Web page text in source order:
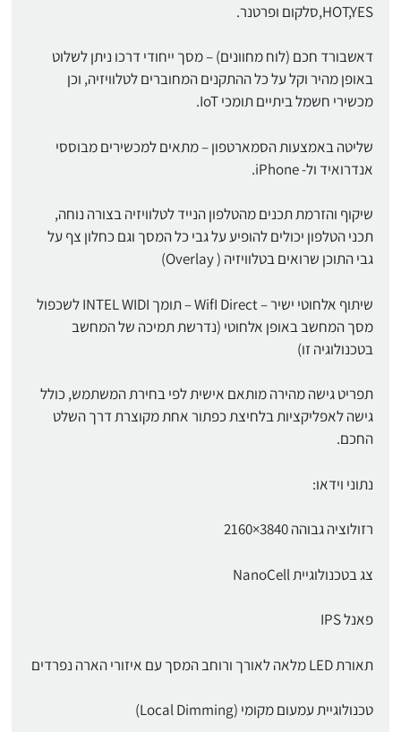
HOT,YES,סלקום ופרטנר.
דאשבורד חכם (לוח מחוונים) – מסך ייחודי דרכו ניתן לשלוט
באופן מהיר וקל על כל ההתקנים המחוברים לטלוויזיה, וכן
מכשירי חשמל ביתיים תומכי IoT.
שליטה באמצעות הסמארטפון – מתאים למכשירים מבוססי
אנדרואיד ול- iPhone.
שיקוף והזרמת תכנים מהטלפון הנייד לטלוויזיה בצורה נוחה,
תכני הטלפון יכולים להופיע על גבי כל המסך וגם כחלון צף על
גבי התוכן שרואים בטלוויזיה ( Overlay)
שיתוף אלחוטי ישיר – WifI Direct – תומך INTEL WIDI לשכפול
מסך המחשב באופן אלחוטי (נדרשת תמיכה של המחשב
בטכנולוגיה זו)
תפריט גישה מהירה מותאם אישית לפי בחירת המשתמש, כולל
גישה לאפליקציות בלחיצת כפתור אחת מקוצרת דרך השלט
החכם.
נתוני וידאו:
רזולוציה גבוהה 3840×2160
צג בטכנולוגיית NanoCell
פאנל IPS
תאורת LED מלאה לאורך ורוחב המסך עם איזורי הארה נפרדים
טכנולוגיית עמעום מקומי (Local Dimming)